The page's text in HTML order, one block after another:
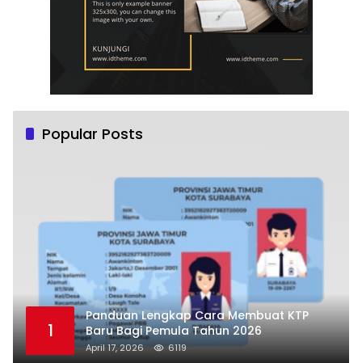
Popular Posts
1
Panduan Lengkap Cara Membuat KTP
Baru Bagi Pemula Tahun 2026
April 17, 2026 6119